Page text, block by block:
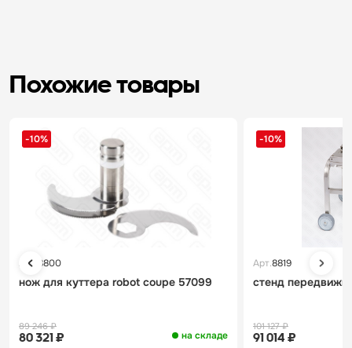
Похожие товары
-10%
Арт. 8800
нож для куттера robot coupe 57099
на складе
80 321 ₽
89 246 ₽
-10%
Арт.8819
стенд
91 014 ₽
101 127 ₽